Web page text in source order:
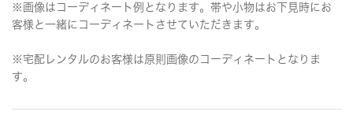
※画像はコーディネート例となります。帯や小物はお下見時にお
客様と一緒にコーディネートさせていただきます。
※宅配レンタルのお客様は原則画像のコーディネートとなりま
す。